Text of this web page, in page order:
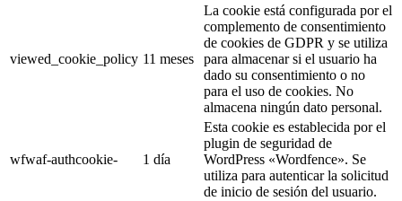
viewed_cookie_policy 11 meses
La cookie está configurada por el
complemento de consentimiento
de cookies de GDPR y se utiliza
para almacenar si el usuario ha
dado su consentimiento o no
para el uso de cookies. No
almacena ningún dato personal.
wfwaf-authcookie- 1 día
Esta cookie es establecida por el
plugin de seguridad de
WordPress «Wordfence». Se
utiliza para autenticar la solicitud
de inicio de sesión del usuario.